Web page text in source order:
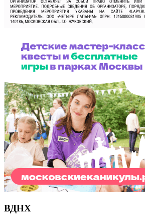
ВДНХ